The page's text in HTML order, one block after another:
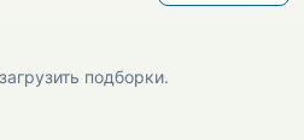
подборки.